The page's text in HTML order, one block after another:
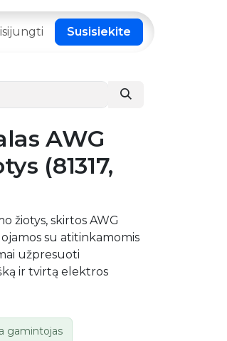
Susisiekite
AWG
(81317,
žiotys, skirtos AWG
su atitinkamomis
užpresuoti
ir tvirtą elektros
gamintojas